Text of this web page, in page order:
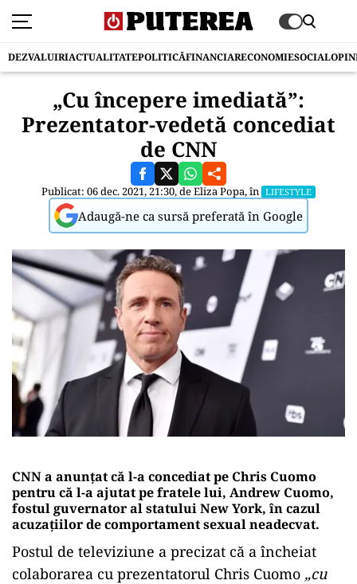
DEZVALUIRIACTUALITATEPOLITICĂFINANCIARECONOMIESOCIAL
„Cu începere imediată”:
Prezentator-vedetă concediat
de CNN
Publicat: 06 dec. 2021, 21:30, deEliza Popa, în LIFESTYLE
Adaugă-ne ca sursă preferată în Google
CNN a anunţat că l-a concediat pe Chris Cuomo
pentru că l-a ajutat pe fratele lui, Andrew Cuomo,
fostul guvernator al statului New York, în cazul
acuzaţiilor de comportament sexual neadecvat.
Postul de televiziune a precizat că a încheiat
colaborarea cu prezentatorul Chris Cuomo „cu